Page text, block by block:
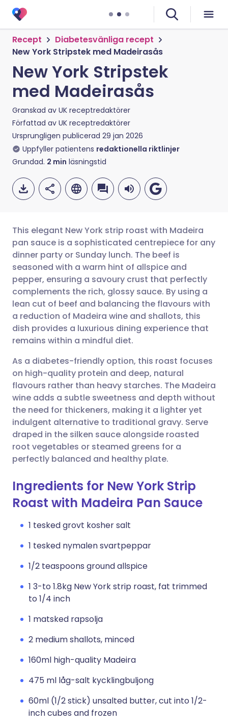
Recept
Diabetesvänliga recept
New York Stripstek med Madeirasås
New York Stripstek
med Madeirasås
Granskad av UK receptredaktörer
Författad av UK receptredaktörer
Ursprungligen publicerad 29 jan 2026
Uppfyller patientens redaktionella riktlinjer
Grundad. 2 min läsningstid
Dela via e-post
Dela via Facebook
Dela via LinkedIn
Dela via X
Dela via WhatsApp
Kopiera länk
🇬🇧 English 🇩🇪 Deutsch
🇪🇸 Español 🇫🇷 Français
🇮🇹 Italiano 🇵🇹
🇮🇳 हिन्दी
🇸🇦 عربي 🇸🇪 Svenska
This elegant New York strip roast with Madeira
pan sauce is a sophisticated centrepiece for any
dinner party or Sunday lunch. The beef is
seasoned with a warm hint of allspice and
pepper, ensuring a savoury crust that perfectly
complements the rich, glossy sauce. By using a
lean cut of beef and balancing the flavours with
a reduction of Madeira wine and shallots, this
dish provides a luxurious dining experience that
remains within a mindful diet.
As a diabetes-friendly option, this roast focuses
on high-quality protein and deep, natural
flavours rather than heavy starches. The Madeira
wine adds a subtle sweetness and depth without
the need for thickeners, making it a lighter yet
indulgent alternative to traditional gravy. Serve
draped in the silken sauce alongside roasted
root vegetables or steamed greens for a
perfectly balanced and healthy plate.
Ingredients for New York Strip
Roast with Madeira Pan Sauce
1 tesked grovt kosher salt
1 tesked nymalen svartpeppar
1/2 teaspoons ground allspice
1 3-to 1.8kg New York strip roast, fat trimmed
to 1/4 inch
1 matsked rapsolja
2 medium shallots, minced
160ml high-quality Madeira
475 ml låg-salt kycklingbuljong
60ml (1/2 stick) unsalted butter, cut into 1/2-
inch cubes and frozen